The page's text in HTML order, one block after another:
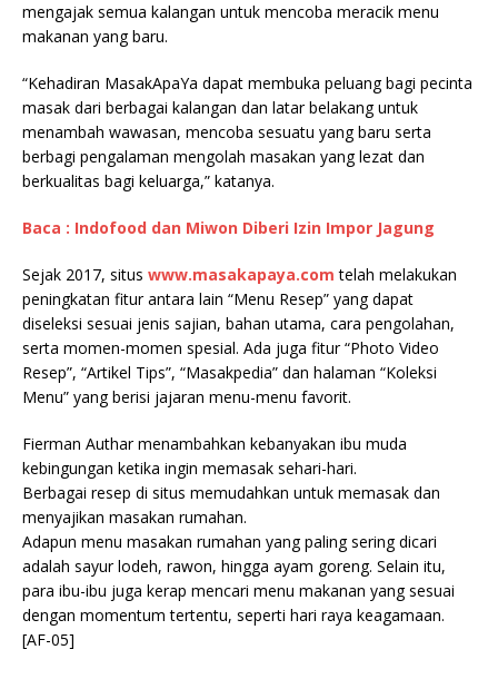
mengajak semua kalangan untuk mencoba meracik menu
makanan yang baru.
“Kehadiran MasakApaYa dapat membuka peluang bagi pecinta
masak dari berbagai kalangan dan latar belakang untuk
menambah wawasan, mencoba sesuatu yang baru serta
berbagi pengalaman mengolah masakan yang lezat dan
berkualitas bagi keluarga,” katanya.
Baca : Indofood dan Miwon Diberi Izin Impor Jagung
Sejak 2017, situs www.masakapaya.com telah melakukan
peningkatan fitur antara lain “Menu Resep” yang dapat
diseleksi sesuai jenis sajian, bahan utama, cara pengolahan,
serta momen-momen spesial. Ada juga fitur “Photo Video
Resep”, “Artikel Tips”, “Masakpedia” dan halaman “Koleksi
Menu” yang berisi jajaran menu-menu favorit.
Fierman Authar menambahkan kebanyakan ibu muda
kebingungan ketika ingin memasak sehari-hari.
Berbagai resep di situs memudahkan untuk memasak dan
menyajikan masakan rumahan.
Adapun menu masakan rumahan yang paling sering dicari
adalah sayur lodeh, rawon, hingga ayam goreng. Selain itu,
para ibu-ibu juga kerap mencari menu makanan yang sesuai
dengan momentum tertentu, seperti hari raya keagamaan.
[AF-05]